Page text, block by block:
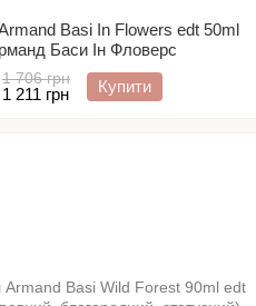
Basi In Flowers edt 50ml
Баси Ін Фловерс
1 706 грн
1 211 грн Купити